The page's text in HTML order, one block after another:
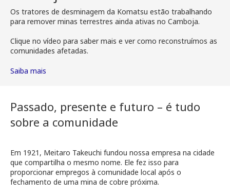
Os tratores de desminagem da Komatsu estão trabalhando
para remover minas terrestres ainda ativas no Camboja.
Clique no vídeo para saber mais e ver como reconstruímos as
comunidades afetadas.
Saiba mais
Passado, presente e futuro – é tudo
sobre a comunidade
Em 1921, Meitaro Takeuchi fundou nossa empresa na cidade
que compartilha o mesmo nome. Ele fez isso para
proporcionar empregos à comunidade local após o
fechamento de uma mina de cobre próxima.